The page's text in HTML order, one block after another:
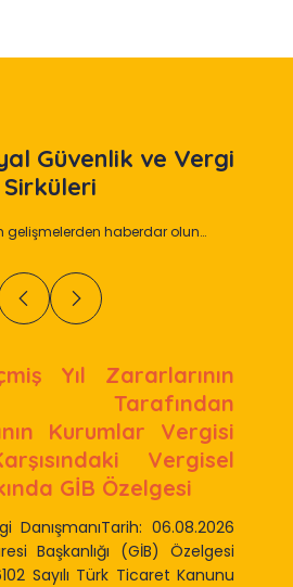
Güvenlik ve Vergi
Sirküleri
gelişmelerden haberdar olun…
Yıl Zararlarının
Tarafından
Kurumlar Vergisi
Vergisel
GİB Özelgesi
DanışmanıTarih: 06.08.2026
Başkanlığı (GİB) Özelgesi
Sayılı Türk Ticaret Kanunu